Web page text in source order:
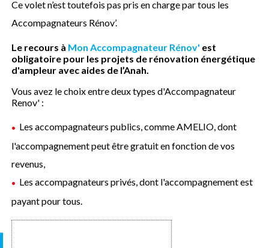
Ce volet n’est toutefois pas pris en charge par tous les
Accompagnateurs Rénov’.
Le recours à Mon Accompagnateur Rénov' est
obligatoire pour les projets de rénovation énergétique
d'ampleur avec aides de l’Anah.
Vous avez le choix entre deux types d'Accompagnateur
Renov' :
Les accompagnateurs publics, comme AMELIO, dont
l'accompagnement peut être gratuit en fonction de vos
revenus,
Les accompagnateurs privés, dont l'accompagnement est
payant pour tous.